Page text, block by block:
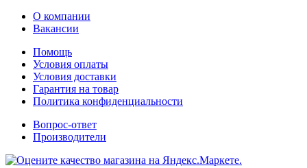
О компании
Вакансии
Помощь
Условия оплаты
Условия доставки
Гарантия на товар
Политика конфиденциальности
Вопрос-ответ
Производители